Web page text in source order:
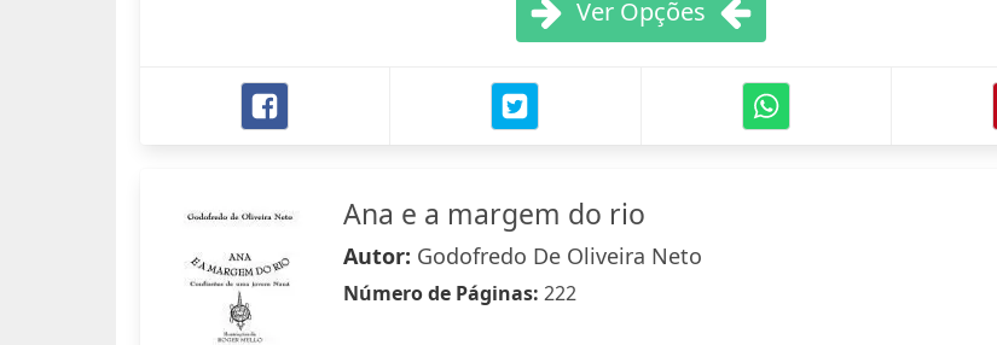
Ver Opções
Ana e a margem do rio
Autor: Godofredo De Oliveira Neto
Número de Páginas: 222